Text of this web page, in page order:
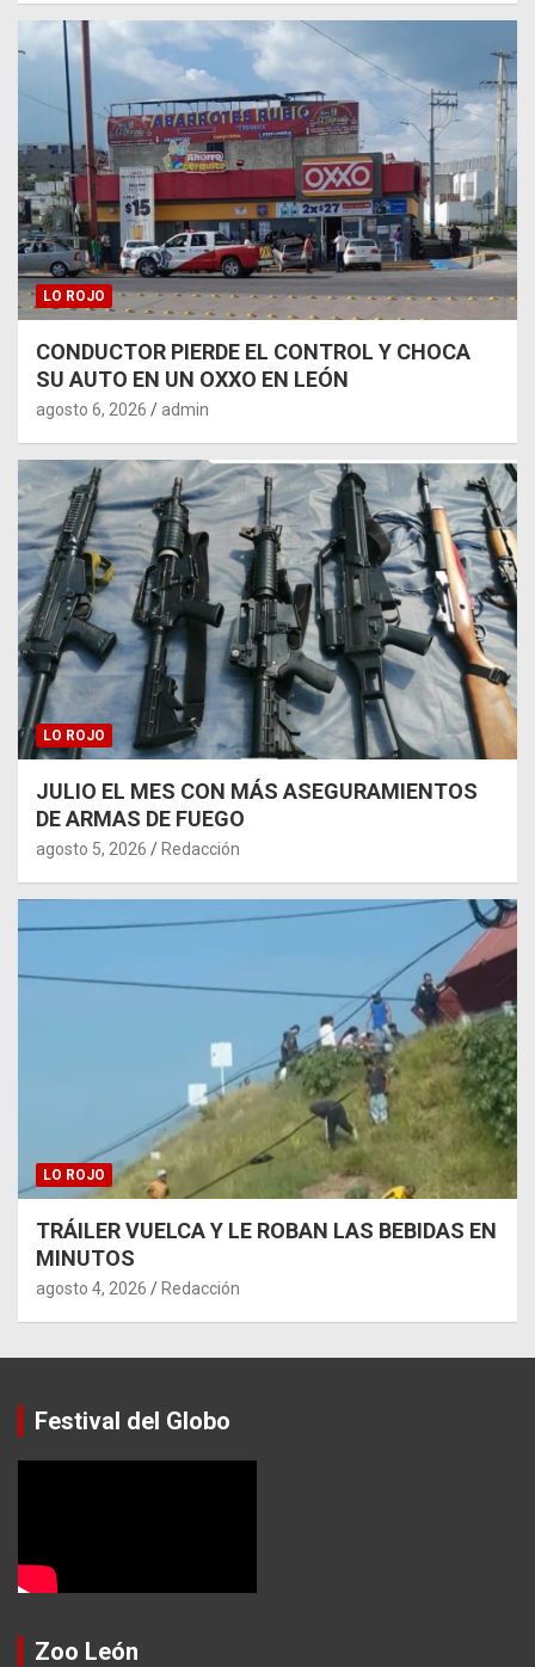
LO ROJO
CONDUCTOR PIERDE EL CONTROL Y CHOCA
SU AUTO EN UN OXXO EN LEÓN
agosto 6, 2026 admin
LO ROJO
JULIO EL MES CON MÁS ASEGURAMIENTOS
DE ARMAS DE FUEGO
agosto 5, 2026 Redacción
LO ROJO
TRÁILER VUELCA Y LE ROBAN LAS BEBIDAS EN
MINUTOS
agosto 4, 2026 Redacción
Festival del Globo
Zoo León